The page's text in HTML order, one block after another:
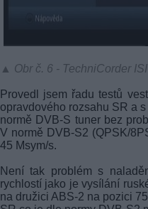
▲ Obr č. 6 - TechniCorder
Provedl jsem řadu testů
opravdového rozsahu SR a
normě DVB-S tuner bez
V normě DVB-S2 (QPSK/
45 Msym/s.
Není tak problém s
rychlostí jako je vysílání
na družici ABS-2 na pozici